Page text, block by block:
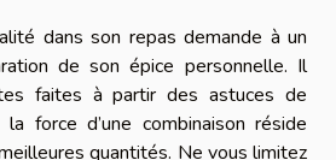
dans son repas demande à un
de son épice personnelle. Il
faites à partir des astuces de
force d’une combinaison réside
quantités. Ne vous limitez